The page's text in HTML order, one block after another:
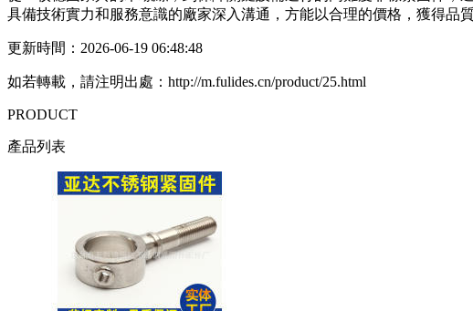
具備技術實力和服務意識的廠家深入溝通，方能以合理的價格，獲得品
更新時間：2026-06-19 06:48:48
如若轉載，請注明出處：http://m.fulides.cn/product/25.html
PRODUCT
產品列表